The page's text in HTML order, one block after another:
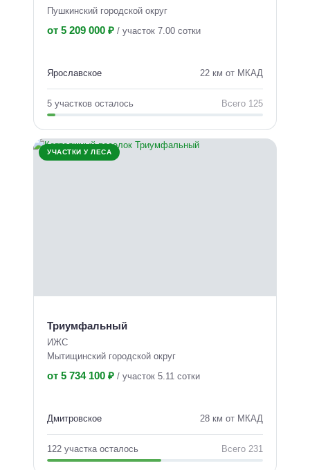
Пушкинский городской округ
от 5 209 000 ₽ / участок 7.00 сотки
Ярославское 22 км от МКАД
5 участков осталось Всего 125
УЧАСТКИ У ЛЕСА
Триумфальный
ИЖС
Мытищинский городской округ
от 5 734 100 ₽ / участок 5.11 сотки
Дмитровское 28 км от МКАД
122 участка осталось Всего 231